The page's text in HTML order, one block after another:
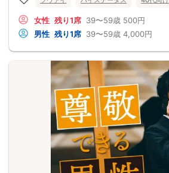
女性 残り1席 39〜59歳 500円
男性 残り1席 39〜59歳 4,000円